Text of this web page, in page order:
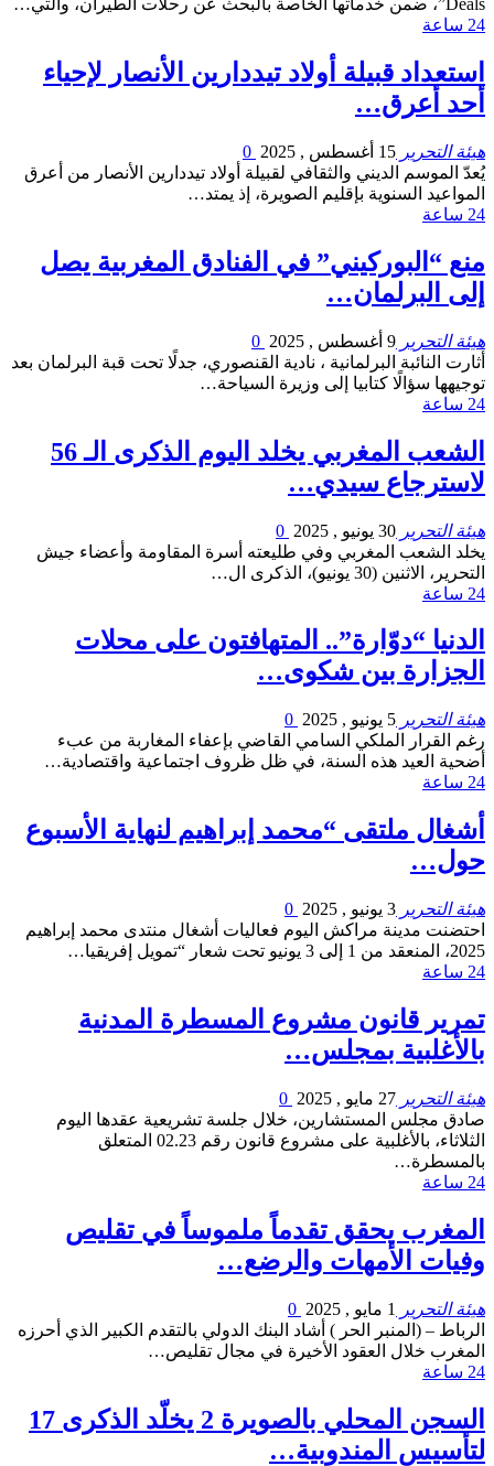
Deals”، ضمن خدماتها الخاصة بالبحث عن رحلات الطيران، والتي…
24 ساعة
استعداد قبيلة أولاد تيددارين الأنصار لإحياء
أحد أعرق…
هيئة التحرير 15 أغسطس , 2025
يُعدّ الموسم الديني والثقافي لقبيلة أولاد تيددارين الأنصار من أعرق
المواعيد السنوية بإقليم الصويرة، إذ يمتد…
24 ساعة
منع “البوركيني” في الفنادق المغربية يصل
إلى البرلمان…
هيئة التحرير 9 أغسطس , 2025
أثارت النائبة البرلمانية ، نادية القنصوري، جدلًا تحت قبة البرلمان بعد
توجيهها سؤالًا كتابيا إلى وزيرة السياحة…
24 ساعة
الشعب المغربي يخلد اليوم الذكرى الـ 56
لاسترجاع سيدي…
هيئة التحرير 30 يونيو , 2025
يخلد الشعب المغربي وفي طليعته أسرة المقاومة وأعضاء جيش
التحرير، الاثنين (30 يونيو)، الذكرى ال…
24 ساعة
الدنيا “دوّارة”.. المتهافتون على محلات
الجزارة بين شكوى…
هيئة التحرير 5 يونيو , 2025
رغم القرار الملكي السامي القاضي بإعفاء المغاربة من عبء
أضحية العيد هذه السنة، في ظل ظروف اجتماعية واقتصادية…
24 ساعة
أشغال ملتقى “محمد إبراهيم لنهاية الأسبوع
حول…
هيئة التحرير 3 يونيو , 2025
احتضنت مدينة مراكش اليوم فعاليات أشغال منتدى محمد إبراهيم
2025، المنعقد من 1 إلى 3 يونيو تحت شعار “تمويل إفريقيا…
24 ساعة
تمرير قانون مشروع المسطرة المدنية
بالأغلبية بمجلس…
هيئة التحرير 27 مايو , 2025
صادق مجلس المستشارين، خلال جلسة تشريعية عقدها اليوم
الثلاثاء، بالأغلبية على مشروع قانون رقم 02.23 المتعلق
بالمسطرة…
24 ساعة
المغرب يحقق تقدماً ملموساً في تقليص
وفيات الأمهات والرضع…
هيئة التحرير 1 مايو , 2025
الرباط – (المنبر الحر ) أشاد البنك الدولي بالتقدم الكبير الذي أحرزه
المغرب خلال العقود الأخيرة في مجال تقليص…
24 ساعة
السجن المحلي بالصويرة 2 يخلّد الذكرى 17
لتأسيس المندوبية…